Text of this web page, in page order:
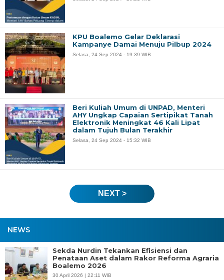
NEWS
Sekda Nurdin Tekankan Efisiensi dan
Penataan Aset dalam Rakor Reforma Agraria
Boalemo 2026
30 April 2026 | 22:11 WIB
KPU Boalemo Gelar Deklarasi
Kampanye Damai Menuju Pilbup 2024
Selasa, 24 Sep 2024 - 19:39 WIB
Beri Kuliah Umum di UNPAD, Menteri
AHY Ungkap Capaian Sertipikat Tanah
Elektronik Meningkat 46 Kali Lipat
dalam Tujuh Bulan Terakhir
Selasa, 24 Sep 2024 - 15:32 WIB
NEXT >